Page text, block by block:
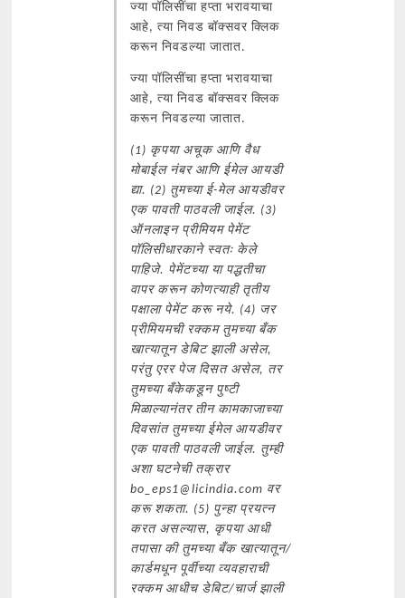
ज्या पॉलिसींचा हप्ता भरावयाचा
आहे, त्या निवड बॉक्सवर क्लिक
करून निवडल्या जातात.
ज्या पॉलिसींचा हप्ता भरावयाचा
आहे, त्या निवड बॉक्सवर क्लिक
करून निवडल्या जातात.
(1) कृपया अचूक आणि वैध
मोबाईल नंबर आणि ईमेल आयडी
द्या. (2) तुमच्या ई-मेल आयडीवर
एक पावती पाठवली जाईल. (3)
ऑनलाइन प्रीमियम पेमेंट
पॉलिसीधारकाने स्वतः केले
पाहिजे. पेमेंटच्या या पद्धतीचा
वापर करून कोणत्याही तृतीय
पक्षाला पेमेंट करू नये. (4) जर
प्रीमियमची रक्कम तुमच्या बँक
खात्यातून डेबिट झाली असेल,
परंतु एरर पेज दिसत असेल, तर
तुमच्या बँकेकडून पुष्टी
मिळाल्यानंतर तीन कामकाजाच्या
दिवसांत तुमच्या ईमेल आयडीवर
एक पावती पाठवली जाईल. तुम्ही
अशा घटनेची तक्रार
bo_eps1@licindia.com वर
करू शकता. (5) पुन्हा प्रयत्न
करत असल्यास, कृपया आधी
तपासा की तुमच्या बँक खात्यातून/
कार्डमधून पूर्वीच्या व्यवहाराची
रक्कम आधीच डेबिट/चार्ज झाली